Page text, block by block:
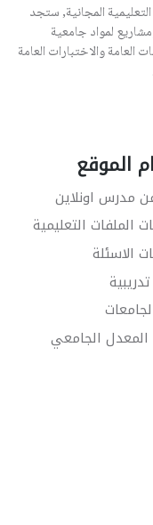
المجانية, ستجد
لمواد جامعية
والاختبارات العامة
الموقع
مدرس اونلاين
الملفات التعليمية
الاسئلة
الجامعي